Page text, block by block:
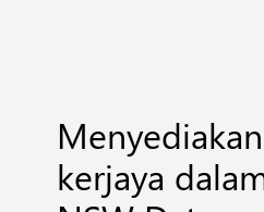
kerjaya